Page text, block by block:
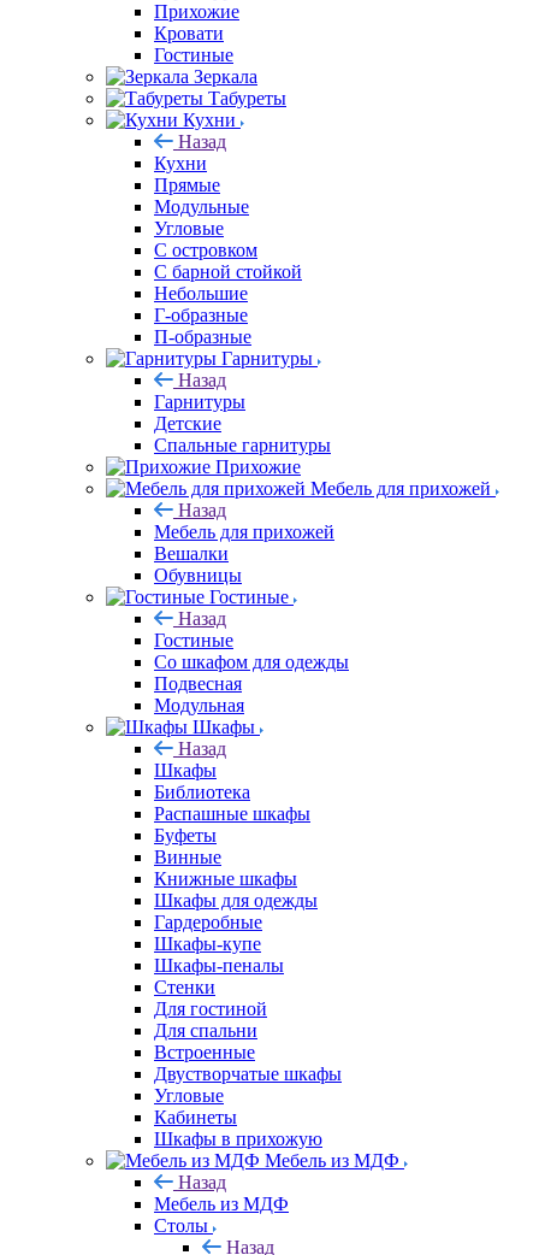
Прихожие
Кровати
Гостиные
Зеркала
Табуреты
Кухни
Назад
Кухни
Прямые
Модульные
Угловые
С островком
С барной стойкой
Небольшие
Г-образные
П-образные
Гарнитуры
Назад
Гарнитуры
Детские
Спальные гарнитуры
Прихожие
Мебель для прихожей
Назад
Мебель для прихожей
Вешалки
Обувницы
Гостиные
Назад
Гостиные
Со шкафом для одежды
Подвесная
Модульная
Шкафы
Назад
Шкафы
Библиотека
Распашные шкафы
Буфеты
Винные
Книжные шкафы
Шкафы для одежды
Гардеробные
Шкафы-купе
Шкафы-пеналы
Стенки
Для гостиной
Для спальни
Встроенные
Двустворчатые шкафы
Угловые
Кабинеты
Шкафы в прихожую
Мебель из МДФ
Назад
Мебель из МДФ
Столы
Назад